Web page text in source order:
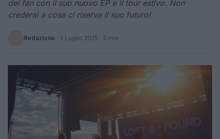
dei fan con il suo nuovo EP e il tour estivo. Non
crederai a cosa ci riserva il suo futuro!
Redazione · 3 Luglio 2025 · 3 min